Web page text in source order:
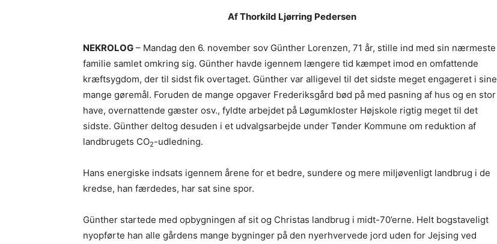
Af Thorkild Ljørring Pedersen
NEKROLOG – Mandag den 6. november sov Günther Lorenzen, 71 år, stille ind med sin nærmeste
familie samlet omkring sig. Günther havde igennem længere tid kæmpet imod en omfattende
kræftsygdom, der til sidst fik overtaget. Günther var alligevel til det sidste meget engageret i sine
mange gøremål. Foruden de mange opgaver Frederiksgård bød på med pasning af hus og en stor
have, overnattende gæster osv., fyldte arbejdet på Løgumkloster Højskole rigtig meget til det
sidste. Günther deltog desuden i et udvalgsarbejde under Tønder Kommune om reduktion af
landbrugets CO2-udledning.
Hans energiske indsats igennem årene for et bedre, sundere og mere miljøvenligt landbrug i de
kredse, han færdedes, har sat sine spor.
Günther startede med opbygningen af sit og Christas landbrug i midt-70’erne. Helt bogstaveligt
nyopførte han alle gårdens mange bygninger på den nyerhvervede jord uden for Jejsing ved